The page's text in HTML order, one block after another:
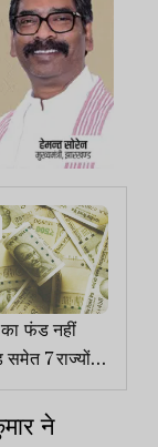
फंड नहीं
7 राज्यों में
ठप
ने